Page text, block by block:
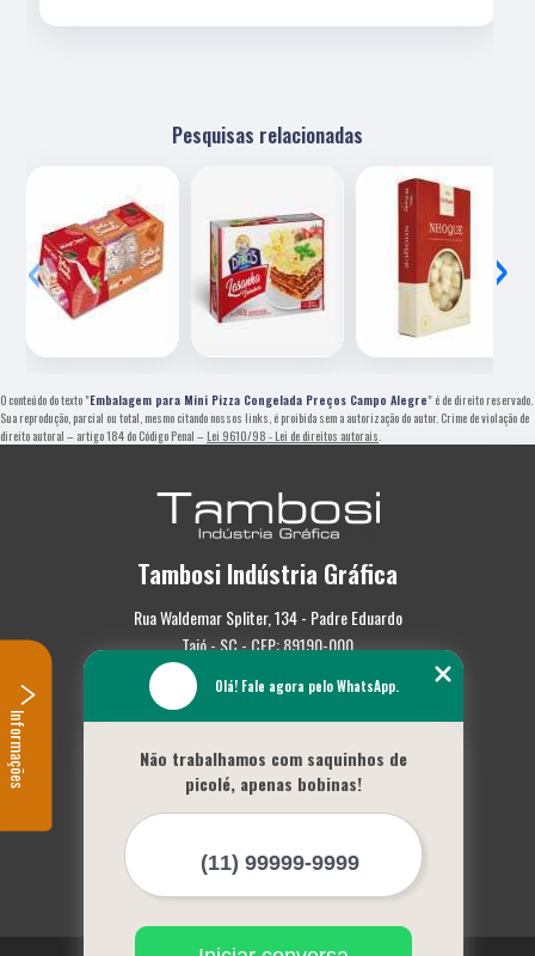
Pesquisas relacionadas
‹ ›
O conteúdo do texto "Embalagem para Mini Pizza Congelada Preços Campo Alegre" é de direito reservado.
Sua reprodução, parcial ou total, mesmo citando nossos links, é proibida sem a autorização do autor. Crime de violação de
direito autoral – artigo 184 do Código Penal – Lei 9610/98 - Lei de direitos autorais
Tambosi Indústria Gráfica
Rua Waldemar Spliter, 134 - Padre Eduardo
Taió - SC - CEP: 89190-000
(47) 3562-0587
Empresa
Missão
Serviços
Mapa do site
Mais Serviços
Olá! Fale agora pelo WhatsApp.
Não trabalhamos com saquinhos de
picolé, apenas bobinas!
Informações